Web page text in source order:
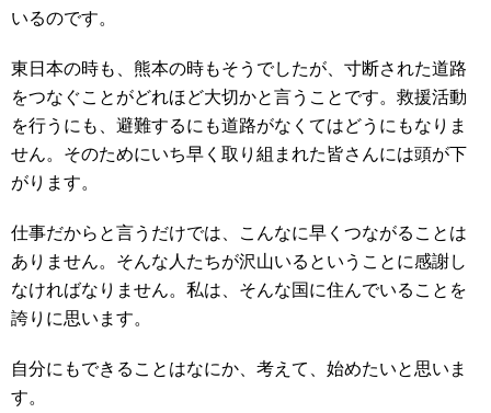
いるのです。
東日本の時も、熊本の時もそうでしたが、寸断された道路
をつなぐことがどれほど大切かと言うことです。救援活動
を行うにも、避難するにも道路がなくてはどうにもなりま
せん。そのためにいち早く取り組まれた皆さんには頭が下
がります。
仕事だからと言うだけでは、こんなに早くつながることは
ありません。そんな人たちが沢山いるということに感謝し
なければなりません。私は、そんな国に住んでいることを
誇りに思います。
自分にもできることはなにか、考えて、始めたいと思いま
す。